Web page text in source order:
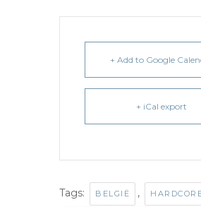
+ Add to Google
+ iCal export
Tags: BELGIË ,